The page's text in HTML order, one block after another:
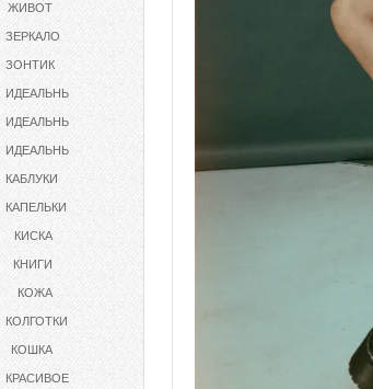
ЖИВОТ
ЗЕРКАЛО
ЗОНТИК
ИДЕАЛЬНЫЕ
КАБЛУКИ
КАПЕЛЬКИ
КИСКА
КНИГИ
КОЖА
КОЛГОТКИ
КОШКА
КРАСИВОЕ